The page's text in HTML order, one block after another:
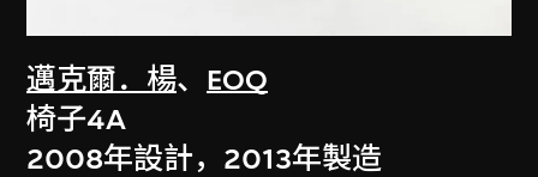
邁克爾．楊、 EOQ
椅子4A
2008年設計，2013年製造